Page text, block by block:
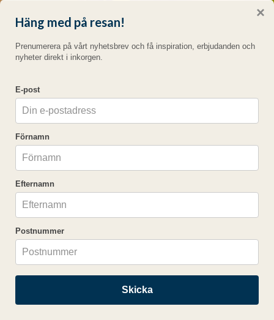
Fel
×
Häng med på resan!
Prenumerera på vårt nyhetsbrev och få inspiration, erbjudanden och
nyheter direkt i inkorgen.
E-post
Förnamn
Efternamn
Postnummer
Skicka